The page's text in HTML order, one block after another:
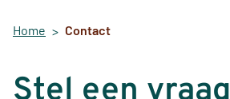
Home Contact